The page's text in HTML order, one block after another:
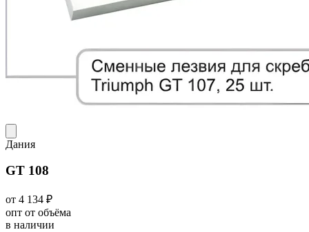
Дания
GT 108
от 4 134 ₽
опт от объёма
в наличии